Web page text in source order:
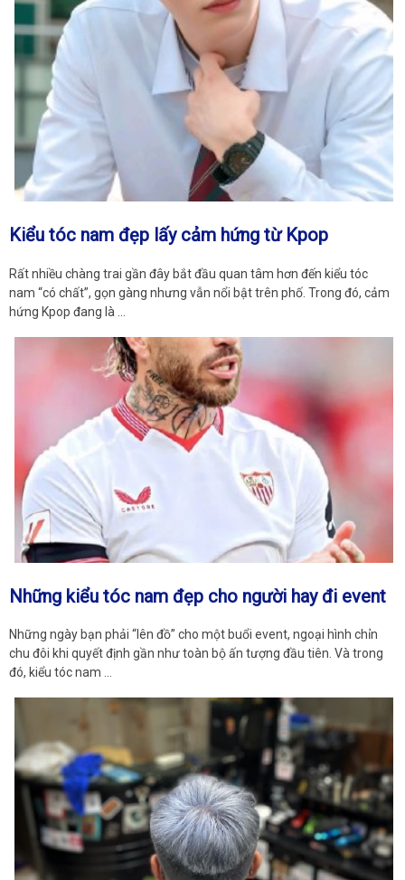
Kiểu tóc nam đẹp lấy cảm hứng từ Kpop
Rất nhiều chàng trai gần đây bắt đầu quan tâm hơn đến kiểu tóc
nam “có chất”, gọn gàng nhưng vẫn nổi bật trên phố. Trong đó, cảm
hứng Kpop đang là …
Những kiểu tóc nam đẹp cho người hay đi event
Những ngày bạn phải “lên đồ” cho một buổi event, ngoại hình chỉn
chu đôi khi quyết định gần như toàn bộ ấn tượng đầu tiên. Và trong
đó, kiểu tóc nam …